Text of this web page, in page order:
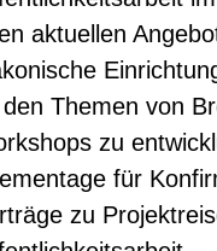
aktuellen
Themen von
zu
für
zu